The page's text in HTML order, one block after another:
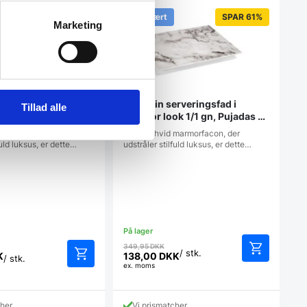
Marketing
Tillad alle
i
luksus, er dette…
/ stk.
Populært SPAR 61%
Melamin serveringsfad i
marmor look 1/1 gn, Pujadas **
RESTSALG **
Med en hvid marmorfacon, der
udstråler stilfuld luksus, er dette…
349,95DKKDen
oprindelige
349,95 DKK.
138,00 DKK
Den
pris
er:
ex. moms
/ stk.